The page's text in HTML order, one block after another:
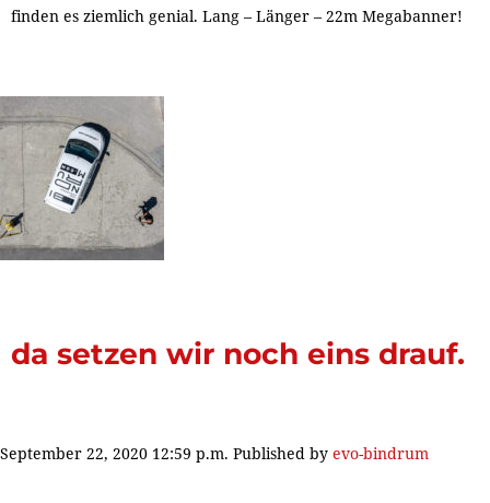
finden es ziemlich genial. Lang – Länger – 22m Megabanner!
da setzen wir noch eins drauf.
September 22, 2020 12:59 p.m. Published by evo-bindrum